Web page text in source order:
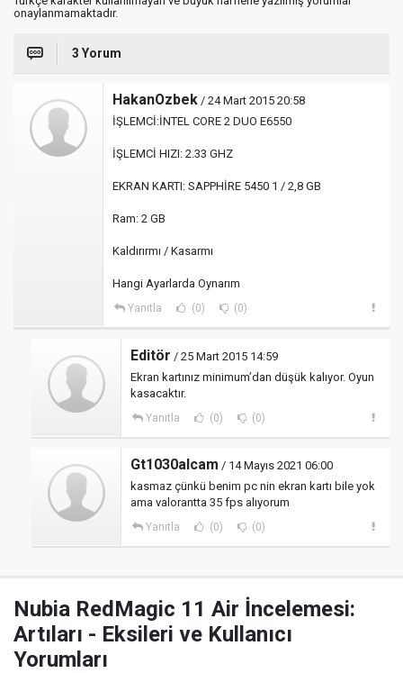
onaylanmamaktadır.
3 Yorum
HakanOzbek / 24 Mart 2015 20:58
İŞLEMCİ:İNTEL CORE 2 DUO E6550
İŞLEMCİ HIZI: 2.33 GHZ
EKRAN KARTI: SAPPHİRE 5450 1 / 2,8 GB
Ram: 2 GB
Kaldırırmı / Kasarmı
Hangi Ayarlarda Oynarım
Yanıtla (0) (0)
Editör / 25 Mart 2015 14:59
Ekran kartınız minimum’dan düşük kalıyor. Oyun
kasacaktır.
Yanıtla (0) (0)
Gt1030alcam / 14 Mayıs 2021 06:00
kasmaz çünkü benim pc nin ekran kartı bile yok
ama valorantta 35 fps alıyorum
Yanıtla (0) (0)
Nubia RedMagic 11 Air İncelemesi:
Artıları - Eksileri ve Kullanıcı
Yorumları